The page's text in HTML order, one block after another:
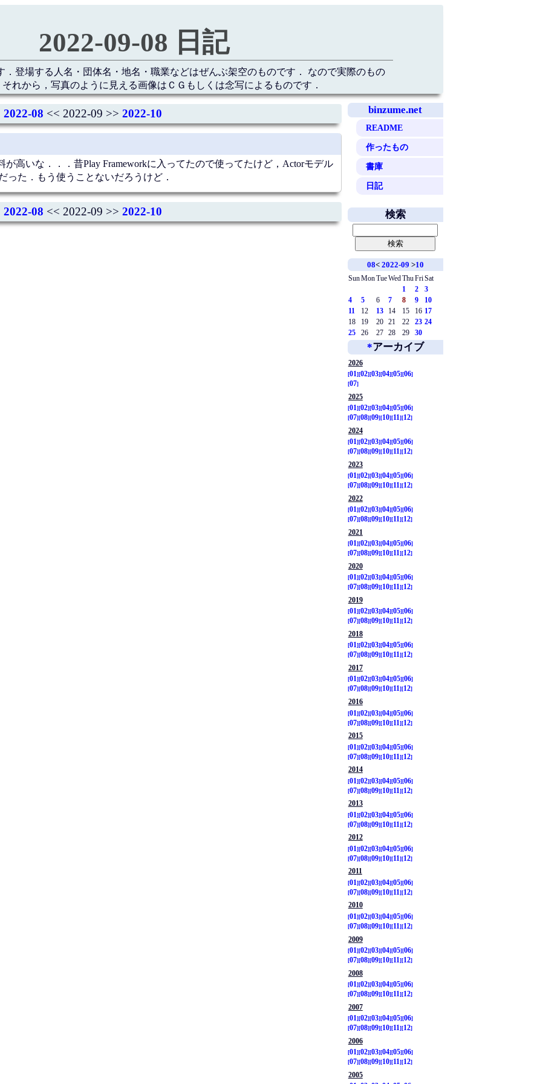
2022-09-08 日記
．登場する人名・団体名・地名・職業などはぜんぶ架空のものです． なので実際のもの
れから，写真のように見える画像はＣＧもしくは念写によるものです．
binzume.net
README
作ったもの
書庫
日記
2022-08 << 2022-09 >> 2022-10
高いな．．．昔Play Frameworkに入ってたので使ってたけど，Actorモデル
った．もう使うことないだろうけど．
2022-08 << 2022-09 >> 2022-10 検索
08< 2022-09 >10
SunMonTueWed ThuFriSat
1
2
3
4
5 6 7 8 9
10
11
12 13 14 15 16 17
18
19 20 21 22 23 24
25
26 27 28 29 30
*アーカイブ
2026
01
02 03 04 05 06
07
2025
01
02 03 04 05 06
07 08 09 10 11
12
2024
01
02 03 04 05 06
07 08 09 10 11
12
2023
01
02 03 04 05 06
07 08 09 10 11
12
2022
01
02 03 04 05 06
07 08 09 10 11
12
2021
01
02 03 04 05 06
07 08 09 10 11
12
2020
01
02 03 04 05 06
07 08 09 10 11
12
2019
01
02 03 04 05 06
07 08 09 10 11
12
2018
01 02 03 04 05 06
07 08 09 10 11 12
2017
01 02 03 04 05 06
07 08 09 10 11 12
2016
01
02 03 04 05 06
07 08 09 10 11
12
2015
01
02 03 04 05 06
07 08 09 10 11
12
2014
01
02 03 04 05 06
07 08 09 10 11
12
2013
01
02 03 04 05 06
07 08 09 10 11
12
2012
01
02 03 04 05 06
07 08 09 10 11
12
2011
01
02 03 04 05 06
07 08 09 10 11
12
2010
01
02 03 04 05 06
07 08 09 10 11
12
2009
01
02 03 04 05 06
07 08 09 10 11
12
2008
01
02 03 04 05 06
07 08 09 10 11
12
2007
01
02 03 04 05 06
07 08 09 10 11
12
2006
01
02 03 04 05 06
07 08 09 10 11
12
2005